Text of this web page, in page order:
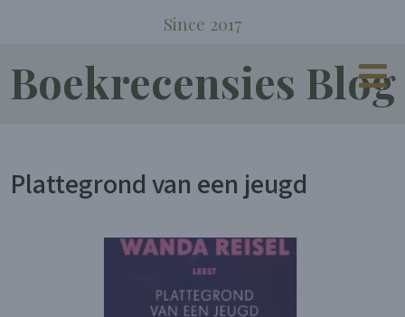
Since 2017
Boekrecensies Blog
Plattegrond van een jeugd